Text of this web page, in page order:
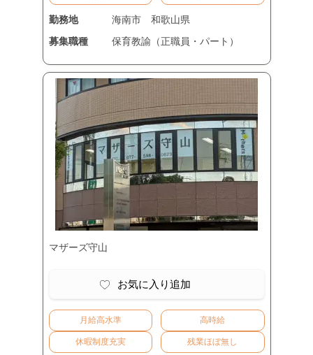
勤務地 海南市
和歌山県
募集職種
保育教諭（正職員・パート）
マザーズ守山
お気に入り追加
月給高水準 高時給
休暇制度充実 残業ほぼ無し